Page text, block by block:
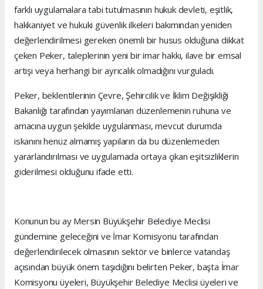
farklı uygulamalara tabi tutulmasının hukuk devleti, eşitlik,
hakkaniyet ve hukuki güvenlik ilkeleri bakımından yeniden
değerlendirilmesi gereken önemli bir husus olduğuna dikkat
çeken Peker, taleplerinin yeni bir imar hakkı, ilave bir emsal
artışı veya herhangi bir ayrıcalık olmadığını vurguladı.
Peker, beklentilerinin Çevre, Şehircilik ve İklim Değişikliği
Bakanlığı tarafından yayımlanan düzenlemenin ruhuna ve
amacına uygun şekilde uygulanması, mevcut durumda
iskanını henüz almamış yapıların da bu düzenlemeden
yararlandırılması ve uygulamada ortaya çıkan eşitsizliklerin
giderilmesi olduğunu ifade etti.
Konunun bu ay Mersin Büyükşehir Belediye Meclisi
gündemine geleceğini ve İmar Komisyonu tarafından
değerlendirilecek olmasının sektör ve binlerce vatandaş
açısından büyük önem taşıdığını belirten Peker, başta İmar
Komisyonu üyeleri, Büyükşehir Belediye Meclisi üyeleri ve